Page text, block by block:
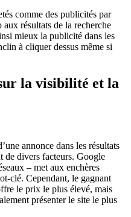
comme des publicités par
résultats de la recherche
mieux la publicité dans les
à cliquer dessus même si
la visibilité et la
annonce dans les résultats
de divers facteurs. Google
– met aux enchères
clé. Cependant, le gagnant
le prix le plus élevé, mais
présenter le site le plus